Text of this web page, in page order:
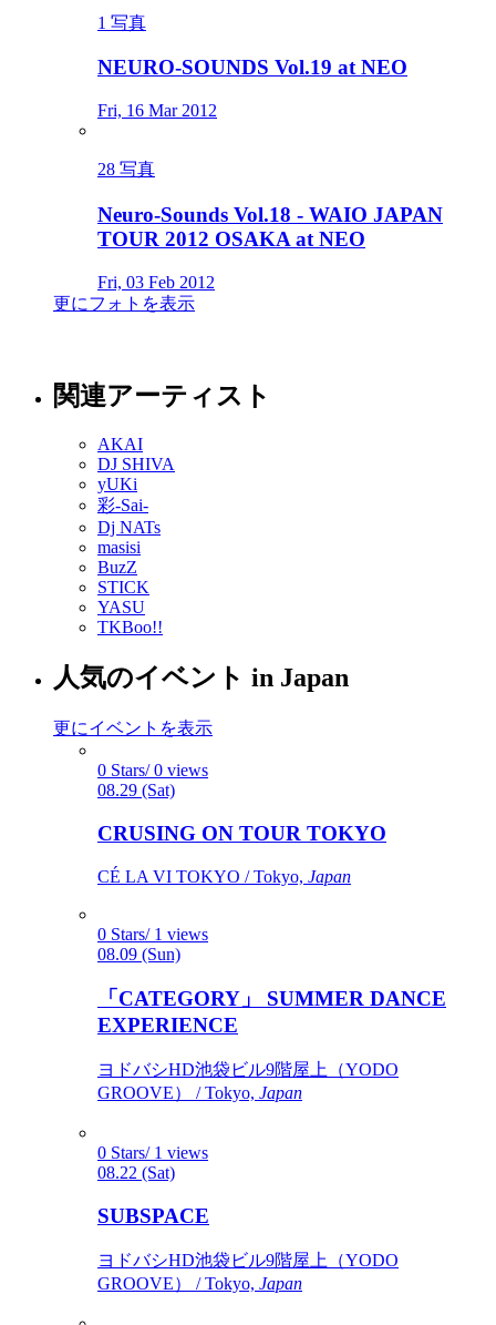
1 写真
NEURO-SOUNDS Vol.19 at NEO
Fri, 16 Mar 2012
28 写真
Neuro-Sounds Vol.18 - WAIO JAPAN
TOUR 2012 OSAKA at NEO
Fri, 03 Feb 2012
更にフォトを表示
関連アーティスト
AKAI
DJ SHIVA
yUKi
彩-Sai-
Dj NATs
masisi
BuzZ
STICK
YASU
TKBoo!!
人気のイベント in Japan
更にイベントを表示
0 Stars/ 0 views
08.29 (Sat)
CRUSING ON TOUR TOKYO
CÉ LA VI TOKYO / Tokyo, Japan
0 Stars/ 1 views
08.09 (Sun)
「CATEGORY」 SUMMER DANCE
EXPERIENCE
ヨドバシHD池袋ビル9階屋上（YODO
GROOVE） / Tokyo, Japan
0 Stars/ 1 views
08.22 (Sat)
SUBSPACE
ヨドバシHD池袋ビル9階屋上（YODO
GROOVE） / Tokyo, Japan